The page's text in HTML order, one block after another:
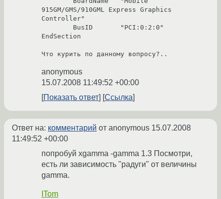
915GM/GMS/910GML Express Graphics
Controller"
EndSection
Что курить по данному вопросу?..
anonymous
15.07.2008 11:49:52 +00:00
Показать ответ
Ссылка
Ответ на: комментарий от anonymous 15.07.2008
11:49:52 +00:00
попробуй xgamma -gamma 1.3 Посмотри,
есть ли зависимость "радуги" от величины
gamma.
ITom